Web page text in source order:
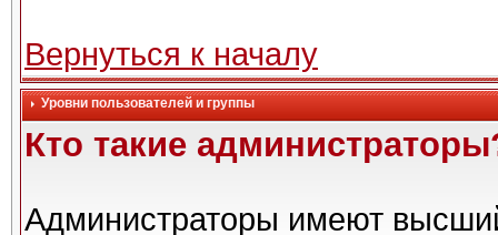
Вернуться к началу
Уровни пользователей и группы
Кто такие
Администраторы имеют